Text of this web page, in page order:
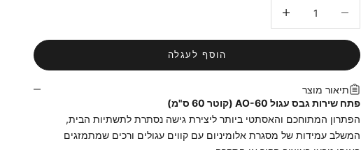
הוסף לעגלה
תיאור מוצר
פתח שירות גבס עגול AO-60 (קוטר 60 ס"מ)
הפתרון המתוחכם והאסתטי ביותר ליצירת גישה נסתרת לתשתיות הבית,
המשלב עמידות של מסגרת אלומיניום עם קווים עגולים ורכים שמתמזגים